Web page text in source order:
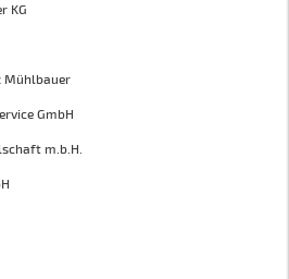
KG
Mühlbauer
GmbH
m.b.H.